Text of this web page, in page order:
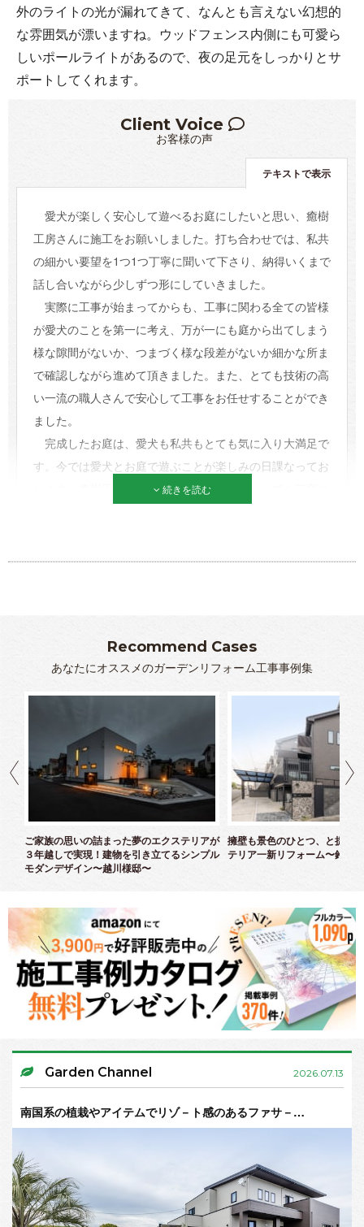
外のライトの光が漏れてきて、なんとも言えない幻想的
な雰囲気が漂いますね。ウッドフェンス内側にも可愛ら
しいポールライトがあるので、夜の足元をしっかりとサ
ポートしてくれます。
Client Voice
お客様の声
テキストで表示
愛犬が楽しく安心して遊べるお庭にしたいと思い、癒樹
工房さんに施工をお願いしました。打ち合わせでは、私共
の細かい要望を1つ1つ丁寧に聞いて下さり、納得いくまで
話し合いながら少しずつ形にしていきました。
実際に工事が始まってからも、工事に関わる全ての皆様
が愛犬のことを第一に考え、万が一にも庭から出てしまう
様な隙間がないか、つまづく様な段差がないか細かな所ま
で確認しながら進めて頂きました。また、とても技術の高
い一流の職人さんで安心して工事をお任せすることができ
ました。
完成したお庭は、愛犬も私共もとても気に入り大満足で
す。今では愛犬とお庭で遊ぶことが楽しみの日課なってお
ります。癒樹工房の高橋さん、職人の皆様、とても丁寧に
続きを読む
Recommend Cases
あなたにオススメのガーデンリフォーム工事事例集
ご家族の思いの詰まった夢のエクステリアが
３年越しで実現！建物を引き立てるシンプル
モダンデザイン〜越川様邸〜
擁壁も景色のひとつ、と捉え
テリア一新リフォーム〜鈴木
Garden Channel 2026.07.13
南国系の植栽やアイテムでリゾ－ト感のあるファサ－…